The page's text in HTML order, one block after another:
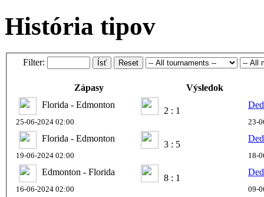
História tipov
Filter: Ísť Reset
Zápasy
Výsledok
Florida - Edmonton
2 : 1
25-06-2024 02:00 23-
Florida - Edmonton
3 : 5
19-06-2024 02:00 18-
Edmonton - Florida
8 : 1
16-06-2024 02:00 09-